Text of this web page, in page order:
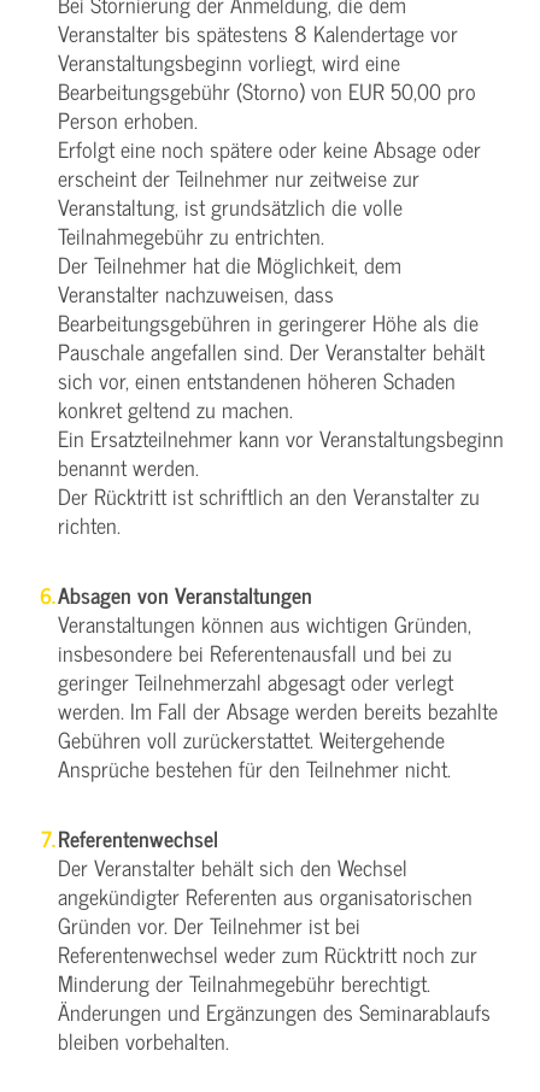
Veranstalter bis spätestens 8 Kalendertage vor
Veranstaltungsbeginn vorliegt, wird eine
Bearbeitungsgebühr (Storno) von EUR 50,00 pro
Person erhoben.
Erfolgt eine noch spätere oder keine Absage oder
erscheint der Teilnehmer nur zeitweise zur
Veranstaltung, ist grundsätzlich die volle
Teilnahmegebühr zu entrichten.
Der Teilnehmer hat die Möglichkeit, dem
Veranstalter nachzuweisen, dass
Bearbeitungsgebühren in geringerer Höhe als die
Pauschale angefallen sind. Der Veranstalter behält
sich vor, einen entstandenen höheren Schaden
konkret geltend zu machen.
Ein Ersatzteilnehmer kann vor Veranstaltungsbeginn
benannt werden.
Der Rücktritt ist schriftlich an den Veranstalter zu
richten.
Absagen von Veranstaltungen
Veranstaltungen können aus wichtigen Gründen,
insbesondere bei Referentenausfall und bei zu
geringer Teilnehmerzahl abgesagt oder verlegt
werden. Im Fall der Absage werden bereits bezahlte
Gebühren voll zurückerstattet. Weitergehende
Ansprüche bestehen für den Teilnehmer nicht.
Referentenwechsel
Der Veranstalter behält sich den Wechsel
angekündigter Referenten aus organisatorischen
Gründen vor. Der Teilnehmer ist bei
Referentenwechsel weder zum Rücktritt noch zur
Minderung der Teilnahmegebühr berechtigt.
Änderungen und Ergänzungen des Seminarablaufs
bleiben vorbehalten.